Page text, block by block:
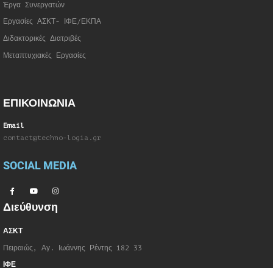
Έργα Συνεργατών
Εργασίες ΑΣΚΤ- ΙΦΕ/ΕΚΠΑ
Διδακτορικές Διατριβές
Μεταπτυχιακές Εργασίες
ΕΠΙΚΟΙΝΩΝΙΑ
Email
contact@techno-logia.gr
SOCIAL MEDIA
Διεύθυνση
ΑΣΚΤ
Πειραιώς, Αγ. Ιωάννης Ρέντης 182 33
ΙΦΕ